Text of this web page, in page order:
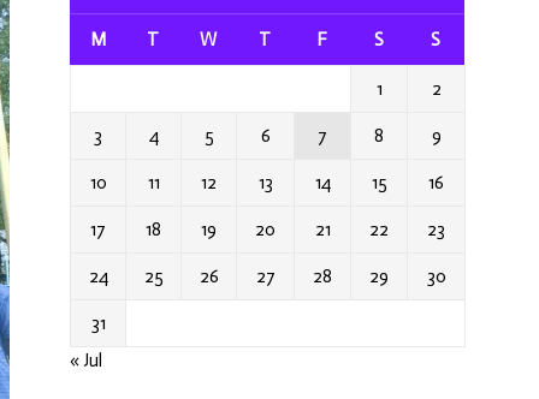
M T W T F S S
1 2
3 4 5 6 7 8 9
10 11 12 13 14 15 16
17 18 19 20 21 22 23
24 25 26 27 28 29 30
31
« Jul